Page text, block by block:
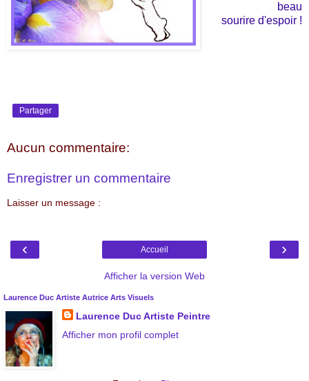
beau
sourire d'espoir !
Partager
Aucun commentaire:
Enregistrer un commentaire
Laisser un message :
‹ ›
Accueil
Afficher la version Web
Laurence Duc Artiste Autrice Arts Visuels
Laurence Duc Artiste Peintre
Afficher mon profil complet